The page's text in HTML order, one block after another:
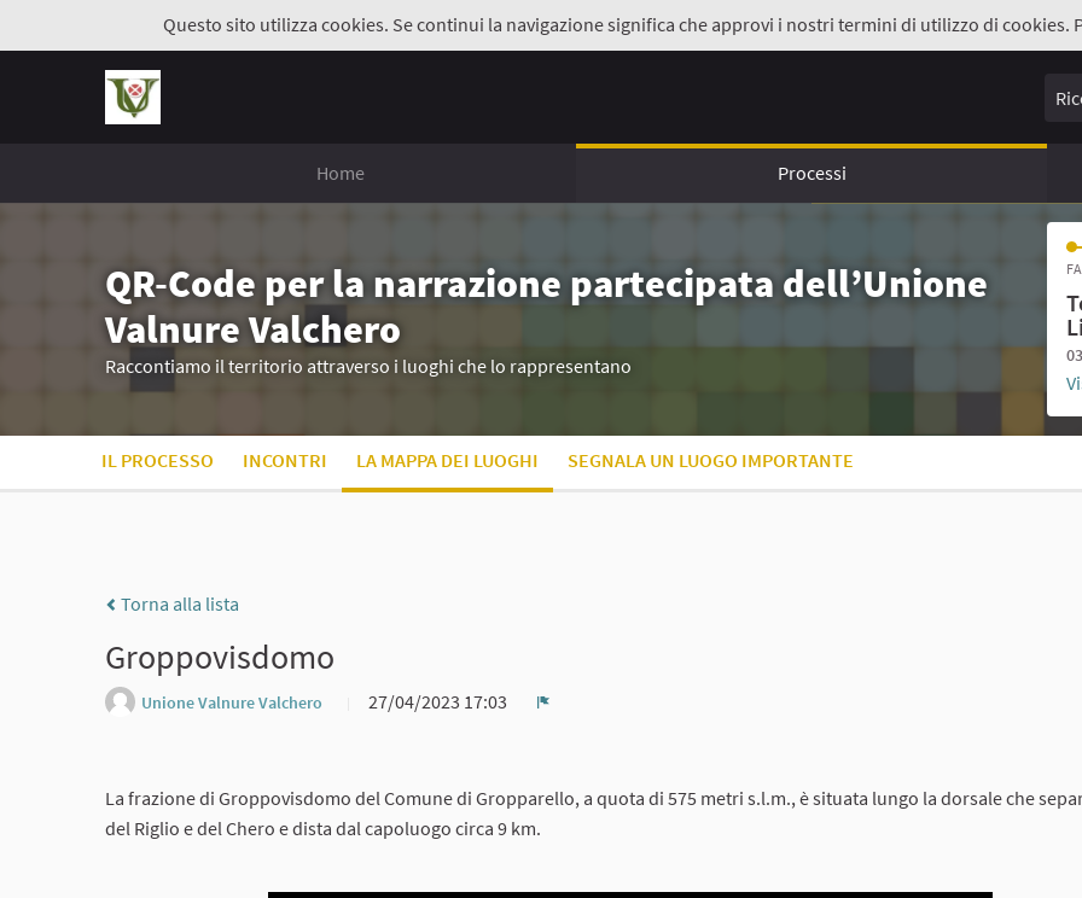
Questo sito utilizza cookies. Se continui la navigazione significa che approvi i nostri termini di utilizzo di cookies.
Home Processi
QR-Code per la narrazione partecipata dell’Unione
Valnure Valchero
Raccontiamo il territorio attraverso i luoghi che lo rappresentano
IL PROCESSO INCONTRI LA MAPPA DEI LUOGHI SEGNALA UN LUOGO IMPORTANTE
Torna alla lista
Groppovisdomo
Unione Valnure Valchero
27/04/2023 17:03
La frazione di Groppovisdomo del Comune di Gropparello, a quota di 575 metri s.l.m., è situata lungo la dorsale che
del Riglio e del Chero e dista dal capoluogo circa 9 km.